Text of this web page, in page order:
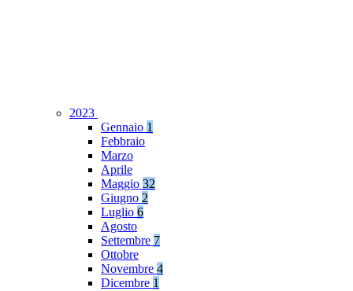
2023
Gennaio 1
Febbraio
Marzo
Aprile
Maggio 32
Giugno 2
Luglio 6
Agosto
Settembre 7
Ottobre
Novembre 4
Dicembre 1